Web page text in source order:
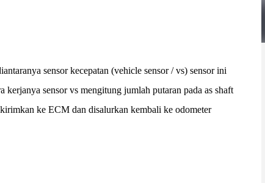
sensor kecepatan (vehicle sensor / vs) sensor ini
sensor vs mengitung jumlah putaran pada as shaft
ke ECM dan disalurkan kembali ke odometer